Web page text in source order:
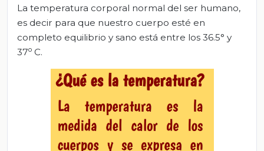
La temperatura corporal normal del ser humano,
es decir para que nuestro cuerpo esté en
completo equilibrio y sano está entre los 36.5° y
37o C.